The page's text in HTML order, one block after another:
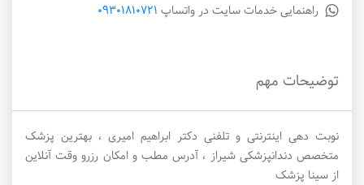
راهنمایی خدمات سایت در واتساپ 09301810721
توضیحات مهم
نوبت دهی اینترنتی و تلفنی دکتر ابراهیم امیری ، بهترین پزشک
متخصص دندانپزشکی شیراز ، آدرس مطب و امکان رزرو وقت آنلاین
از سینا پزشک